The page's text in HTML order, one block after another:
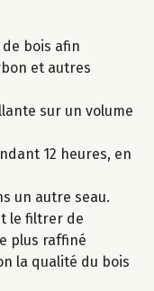
bois afin
et autres
sur un volume
12 heures, en
un autre seau.
le filtrer de
plus raffiné
la qualité du bois